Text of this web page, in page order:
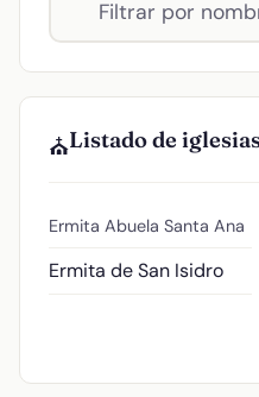
⛪Listado de
Ermita Abuela Santa Ana
Ermita de San Isidro